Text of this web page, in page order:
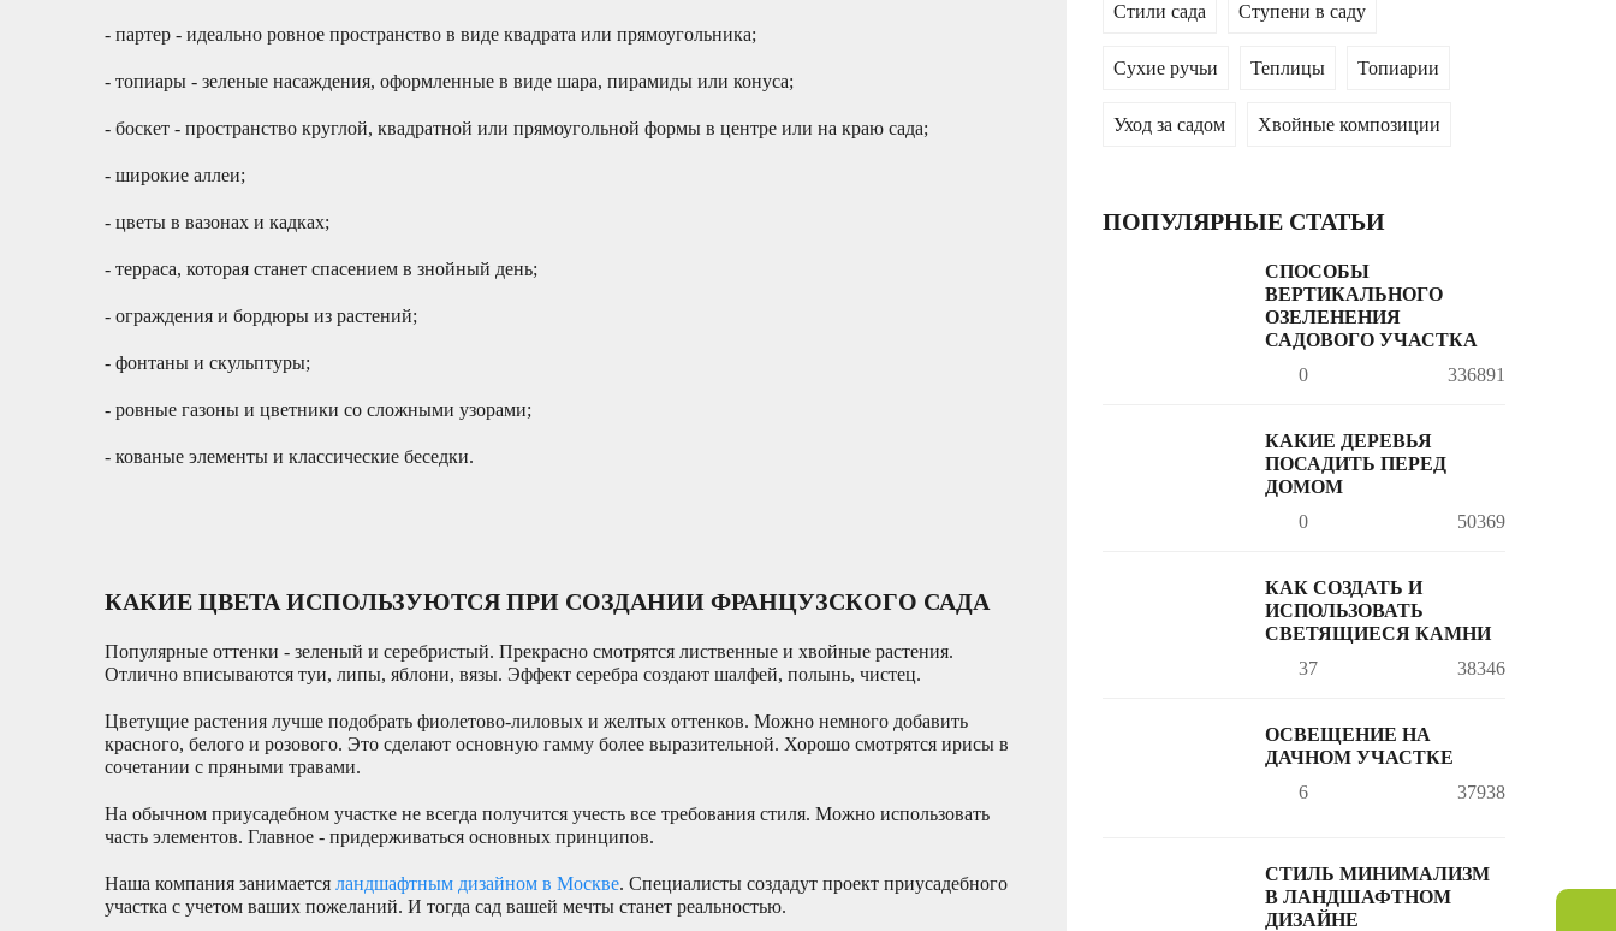
- партер - идеально ровное пространство в виде квадрата или прямоугольника;
- топиары - зеленые насаждения, оформленные в виде шара, пирамиды или конуса;
- боскет - пространство круглой, квадратной или прямоугольной формы в центре или на краю сада;
- широкие аллеи;
- цветы в вазонах и кадках;
- терраса, которая станет спасением в знойный день;
- ограждения и бордюры из растений;
- фонтаны и скульптуры;
- ровные газоны и цветники со сложными узорами;
- кованые элементы и классические беседки.
КАКИЕ ЦВЕТА ИСПОЛЬЗУЮТСЯ ПРИ СОЗДАНИИ ФРАНЦУЗСКОГО САДА
Популярные оттенки - зеленый и серебристый. Прекрасно смотрятся лиственные и хвойные растения.
Отлично вписываются туи, липы, яблони, вязы. Эффект серебра создают шалфей, полынь, чистец.
Цветущие растения лучше подобрать фиолетово-лиловых и желтых оттенков. Можно немного добавить
красного, белого и розового. Это сделают основную гамму более выразительной. Хорошо смотрятся ирисы в
сочетании с пряными травами.
На обычном приусадебном участке не всегда получится учесть все требования стиля. Можно использовать
часть элементов. Главное - придерживаться основных принципов.
Наша компания занимается ландшафтным дизайном в Москве. Специалисты создадут проект приусадебного
участка с учетом ваших пожеланий. И тогда сад вашей мечты станет реальностью.
Стили сада Ступени в саду
Сухие ручьи Теплицы Топиарии
Уход за садом Хвойные композиции
ПОПУЛЯРНЫЕ СТАТЬИ
СПОСОБЫ
ВЕРТИКАЛЬНОГО
ОЗЕЛЕНЕНИЯ
САДОВОГО УЧАСТКА
0
336891
КАКИЕ ДЕРЕВЬЯ
ПОСАДИТЬ ПЕРЕД
ДОМОМ
0
50369
КАК СОЗДАТЬ И
ИСПОЛЬЗОВАТЬ
СВЕТЯЩИЕСЯ КАМНИ
37
38346
ОСВЕЩЕНИЕ НА
ДАЧНОМ УЧАСТКЕ
6
37938
СТИЛЬ МИНИМАЛИЗМ
В ЛАНДШАФТНОМ
ДИЗАЙНЕ